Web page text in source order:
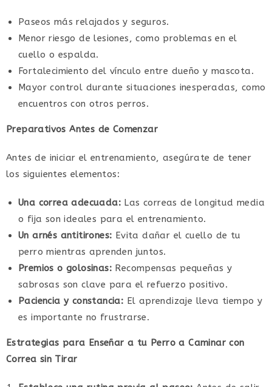
Paseos más relajados y seguros.
Menor riesgo de lesiones, como problemas en el
cuello o espalda.
Fortalecimiento del vínculo entre dueño y mascota.
Mayor control durante situaciones inesperadas, como
encuentros con otros perros.
Preparativos Antes de Comenzar
Antes de iniciar el entrenamiento, asegúrate de tener
los siguientes elementos:
Una correa adecuada: Las correas de longitud media
o fija son ideales para el entrenamiento.
Un arnés antitirones: Evita dañar el cuello de tu
perro mientras aprenden juntos.
Premios o golosinas: Recompensas pequeñas y
sabrosas son clave para el refuerzo positivo.
Paciencia y constancia: El aprendizaje lleva tiempo y
es importante no frustrarse.
Estrategias para Enseñar a tu Perro a Caminar con
Correa sin Tirar